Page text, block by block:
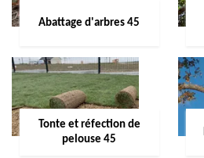
Abattage d'arbres 45
Tonte et réfection de
pelouse 45